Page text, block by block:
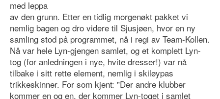
med leppa
av den grunn. Etter en tidlig morgenøkt pakket vi
nemlig bagen og dro videre til Sjusjøen, hvor en ny
samling stod på programmet, nå i regi av Team-Kollen.
Nå var hele Lyn-gjengen samlet, og et komplett Lyn-
tog (for anledningen i nye, hvite dresser!) var nå
tilbake i sitt rette element, nemlig i skiløypas
trikkeskinner. For som kjent: "Der andre klubber
kommer en og en, der kommer Lyn-toget i samlet